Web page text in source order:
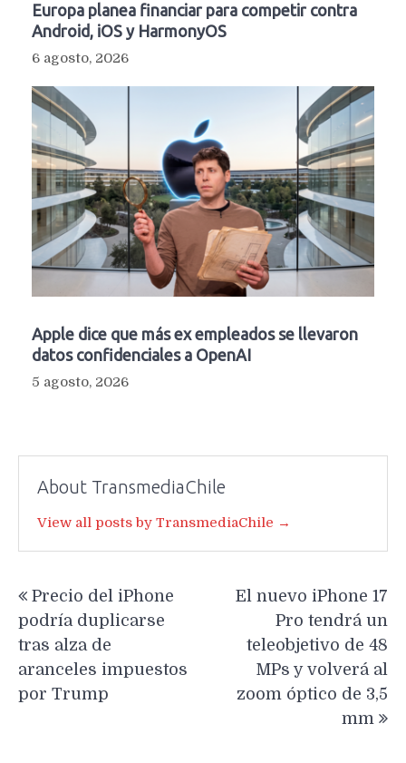
Europa planea financiar para competir contra
Android, iOS y HarmonyOS
6 agosto, 2026
Apple dice que más ex empleados se llevaron
datos confidenciales a OpenAI
5 agosto, 2026
About TransmediaChile
View all posts by TransmediaChile →
de
entradas
Precio del iPhone
podría duplicarse
tras alza de
aranceles impuestos
por Trump
El nuevo iPhone 17
Pro tendrá un
teleobjetivo de 48
MPs y volverá al
zoom óptico de 3,5
mm